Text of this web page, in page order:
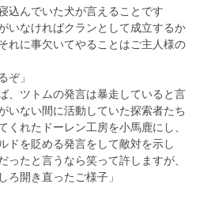
込んでいた犬が言えることです
なければクランとして成立するか
れに事欠いてやることはご主人様の
ぞ」
、ツトムの発言は暴走していると言
いない間に活動していた探索者たち
くれたドーレン工房を小馬鹿にし、
ドを貶める発言をして敵対を示し
ったと言うなら笑って許しますが、
ろ開き直ったご様子」